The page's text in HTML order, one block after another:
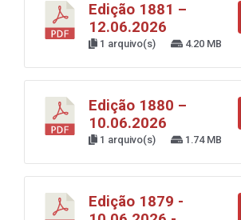
Edição 1881 –
12.06.2026
1 arquivo(s) 4.20 MB
Edição 1880 –
10.06.2026
1 arquivo(s) 1.74 MB
Edição 1879 -